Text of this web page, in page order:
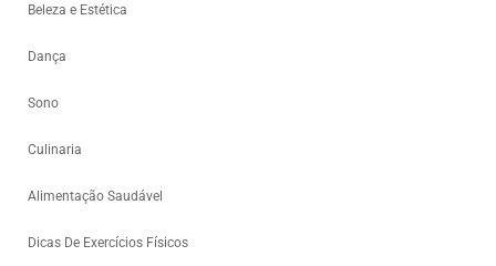
Beleza e Estética
Dança
Sono
Culinaria
Alimentação Saudável
Dicas De Exercícios Físicos